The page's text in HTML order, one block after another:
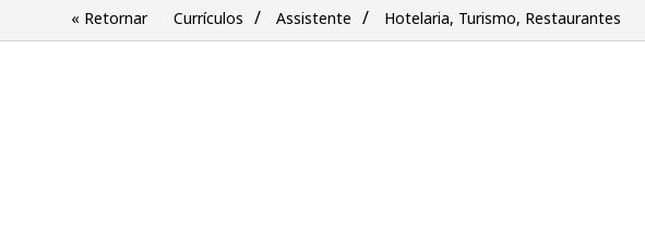
« Retornar Currículos / Assistente / Hotelaria, Turismo, Restaurantes